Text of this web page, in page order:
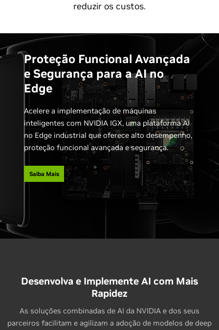
reduzir os custos.
Proteção Funcional Avançada
e Segurança para a AI no
Edge
Acelere a implementação de máquinas
inteligentes com NVIDIA IGX, uma plataforma AI
no Edge industrial que oferece alto desempenho,
proteção funcional avançada e segurança.
Saiba Mais
Desenvolva e Implemente AI com Mais
Rapidez
As soluções combinadas de AI da NVIDIA e dos seus
parceiros facilitam e agilizam a adoção de modelos de deep